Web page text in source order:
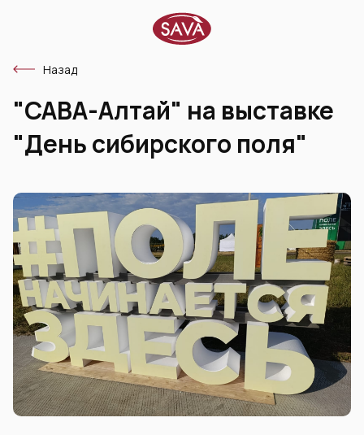
Назад
"САВА-Алтай" на выставке
"День сибирского поля"